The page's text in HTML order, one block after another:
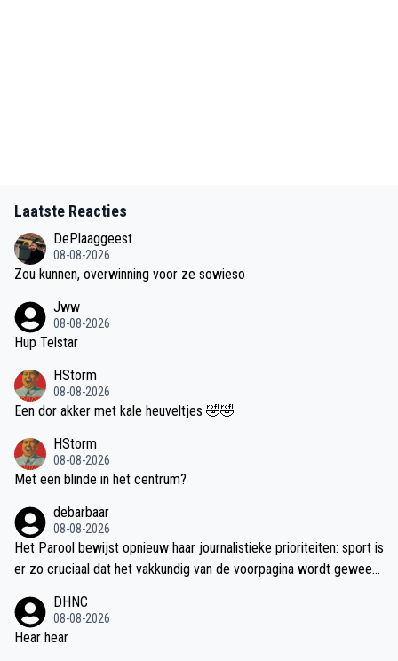
Laatste Reacties
DePlaaggeest
08-08-2026
Zou kunnen, overwinning voor ze sowieso
Jww
08-08-2026
Hup Telstar
HStorm
08-08-2026
Een dor akker met kale heuveltjes 🤣🤣
HStorm
08-08-2026
Met een blinde in het centrum?
debarbaar
08-08-2026
Het Parool bewijst opnieuw haar journalistieke prioriteiten: sport is
er zo cruciaal dat het vakkundig van de voorpagina wordt geweer
artikel, getuigt van een indrukwekkende bezetting. Het is alleen ja
mmer dat niemand de moeite heeft genomen om een financiële e
DHNC
08-08-2026
Hear hear